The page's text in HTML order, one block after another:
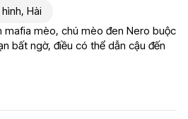
, Hài
mafia mèo, chú mèo đen Nero buộc
bất ngờ, điều có thể dẫn cậu đến